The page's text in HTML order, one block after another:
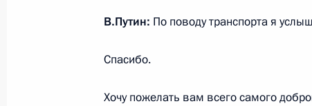
Совещание по развитию опорных
В.Путин: По поводу транспорта я
Спасибо.
Хочу пожелать вам всего самого